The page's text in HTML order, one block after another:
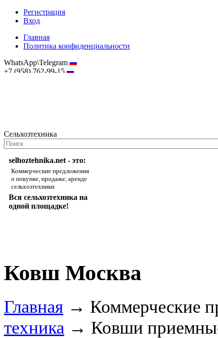
Регистрация
Вход
Главная
Политика конфиденциальности
WhatsApp\Telegram
+7 (958) 762-99-15
Сельхозтехника
selhoztehnika.net - это:
Коммерческие предложения
о покупке, продаже, аренде
сельхозтехники
Вся сельхозтехника на
одной площадке!
Ковш Москва
Главная → Коммерческие
техника → Ковши